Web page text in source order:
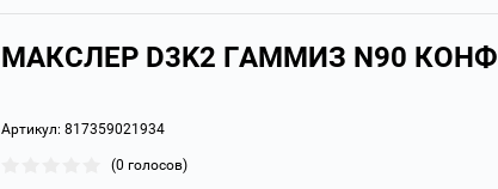
МАКСЛЕР D3K2 ГАММИЗ N90
Артикул: 817359021934
(0 голосов)